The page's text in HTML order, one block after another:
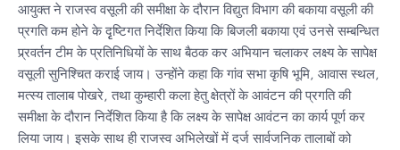
आयुक्त ने राजस्व वसूली की समीक्षा के दौरान विद्युत विभाग की बकाया वसूली की
प्रगति कम होने के दृृष्टिगत निर्देशित किया कि बिजली बकाया एवं उनसे सम्बन्धित
प्र्रवर्तन टीम के प्रतिनिधियों के साथ बैठक कर अभियान चलाकर लक्ष्य के सापेक्ष
वसूली सुनिश्चित कराई जाय। उन्होंने कहा कि गांव सभा कृषि भूमि, आवास स्थल,
मत्स्य तालाब पोखरे, तथा कुम्हारी कला हेतु क्षेत्रों के आवंटन की प्रगति की
समीक्षा के दौरान निर्देशित किया है कि लक्ष्य के सापेक्ष आवंटन का कार्य पूर्ण कर
लिया जाय। इसके साथ ही राजस्व अभिलेखों में दर्ज सार्वजनिक तालाबों को